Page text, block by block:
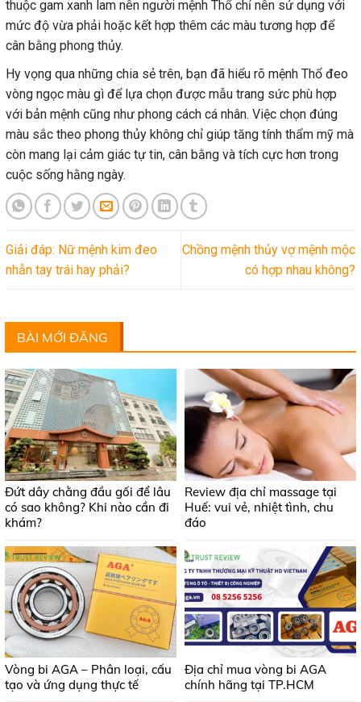
thuộc gam xanh lam nên người mệnh Thổ chỉ nên sử dụng với
mức độ vừa phải hoặc kết hợp thêm các màu tương hợp để
cân bằng phong thủy.
Hy vọng qua những chia sẻ trên, bạn đã hiểu rõ mệnh Thổ đeo
vòng ngọc màu gì để lựa chọn được mẫu trang sức phù hợp
với bản mệnh cũng như phong cách cá nhân. Việc chọn đúng
màu sắc theo phong thủy không chỉ giúp tăng tính thẩm mỹ mà
còn mang lại cảm giác tự tin, cân bằng và tích cực hơn trong
cuộc sống hằng ngày.
Giải đáp: Nữ mệnh kim đeo
nhẫn tay trái hay phải?
Chồng mệnh thủy vợ mệnh mộc
có hợp nhau không?
BÀI MỚI ĐĂNG
Đứt dây chằng đầu gối để lâu
có sao không? Khi nào cần đi
khám?
Review địa chỉ massage tại
Huế: vui vẻ, nhiệt tình, chu
đáo
Vòng bi AGA – Phân loại, cấu
tạo và ứng dụng thực tế
Địa chỉ mua vòng bi AGA
chính hãng tại TP.HCM